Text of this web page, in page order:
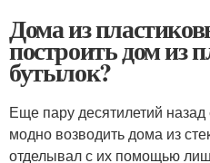
Дома из
построить дом из
бутылок?
Еще пару десятилетий
модно возводить дома из
отделывал с их помощью